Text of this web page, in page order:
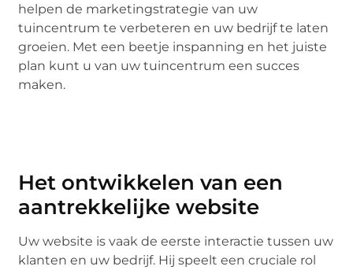
helpen de marketingstrategie van uw
tuincentrum te verbeteren en uw bedrijf te laten
groeien. Met een beetje inspanning en het juiste
plan kunt u van uw tuincentrum een succes
maken.
Het ontwikkelen van een
aantrekkelijke website
Uw website is vaak de eerste interactie tussen uw
klanten en uw bedrijf. Hij speelt een cruciale rol